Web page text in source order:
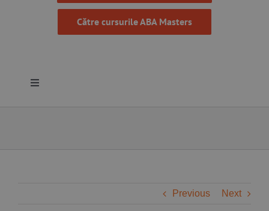
Către cursurile ABA Masters
Toggle
Previous Next